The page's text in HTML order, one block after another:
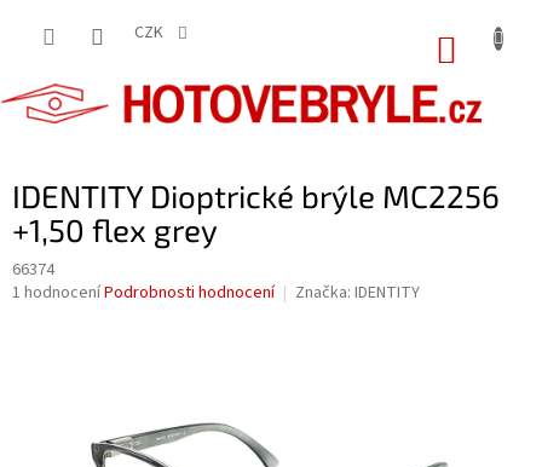
CZK
IDENTITY Dioptrické brýle MC2256
+1,50 flex grey
66374
Průměrné
1 hodnoceníPodrobnosti hodnocení Značka: IDENTITY